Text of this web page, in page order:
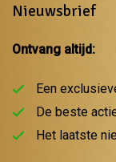
Nieuwsbrief
Ontvang altijd:
Een
De beste
Het laatste